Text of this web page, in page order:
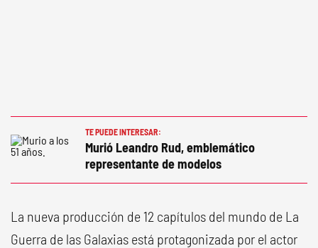
TE PUEDE INTERESAR:
Murió Leandro Rud, emblemático
representante de modelos
La nueva producción de 12 capítulos del mundo de La
Guerra de las Galaxias está protagonizada por el actor